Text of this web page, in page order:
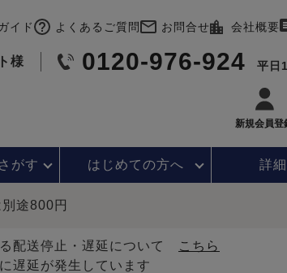
イド よくあるご質問 お問合せ 会社概要
様 0120-976-924 平日
新規会員登
さがす はじめての方へ 詳
途800円
配送停止・遅延について
こちら
遅延が発生しています